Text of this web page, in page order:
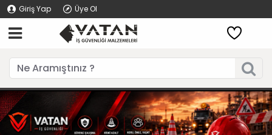
Giriş Yap Üye Ol